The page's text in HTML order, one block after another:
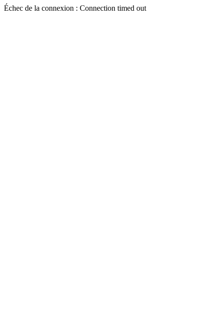
Échec de la connexion : Connection timed out